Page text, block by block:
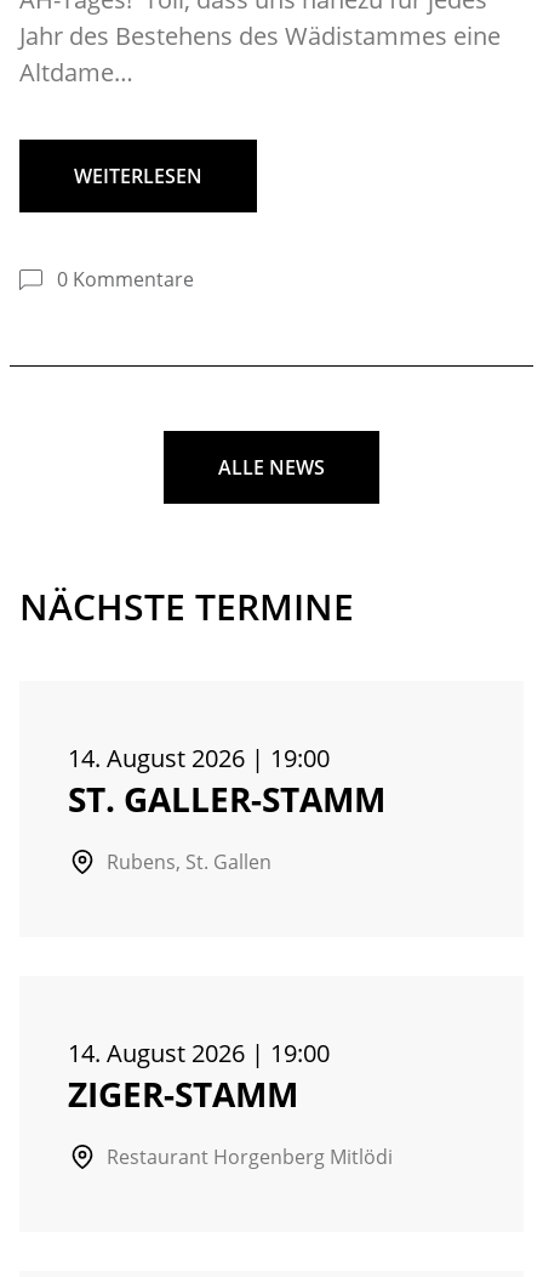
Jahr des Bestehens des Wädistammes eine
Altdame…
WEITERLESEN
0 Kommentare
ALLE NEWS
NÄCHSTE TERMINE
14. August 2026 | 19:00
ST. GALLER-STAMM
Rubens, St. Gallen
14. August 2026 | 19:00
ZIGER-STAMM
Restaurant Horgenberg Mitlödi